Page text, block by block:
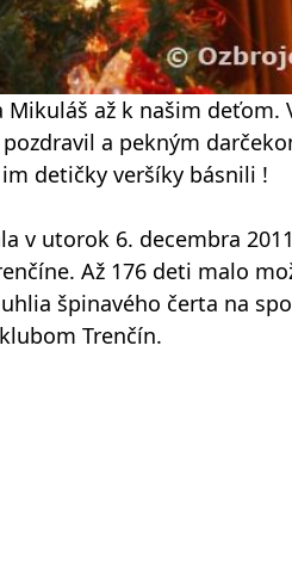
až k našim deťom.
a pekným
detičky veršíky básnili !
v utorok 6. decembra
Až 176 deti malo
špinavého čerta na
Trenčín.